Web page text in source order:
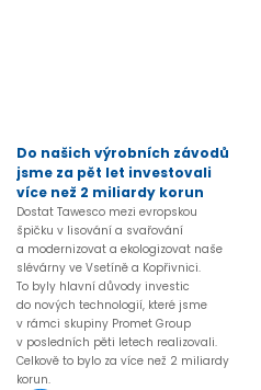
Do našich výrobních závodů
jsme za pět let investovali
více než 2 miliardy korun
Dostat Tawesco mezi evropskou
špičku v lisování a svařování
a modernizovat a ekologizovat naše
slévárny ve Vsetíně a Kopřivnici.
To byly hlavní důvody investic
do nových technologií, které jsme
v rámci skupiny Promet Group
v posledních pěti letech realizovali.
Celkově to bylo za více než 2 miliardy
korun.